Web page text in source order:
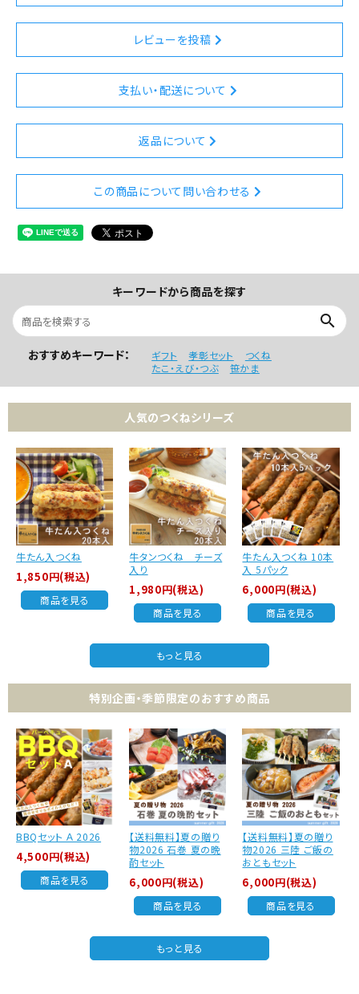
レビューを投稿
支払い・配送について
返品について
この商品について問い合わせる
キーワードから商品を探す
search
おすすめキーワード： ギフト 孝彰セット
つくね
たこ・えび・つぶ
笹かま
人気のつくねシリーズ
牛たん入つくね
1,850円(税込)
商品を見る
牛タンつくね チーズ
入り
1,980円(税込)
商品を見る
牛たん入つくね 10本
入 5パック
6,000円(税込)
商品を見る
もっと見る
特別企画・季節限定のおすすめ商品
BBQセット Ａ 2026
4,500円(税込)
商品を見る
【送料無料】夏の贈り
物2026 石巻 夏の晩
酌セット
6,000円(税込)
商品を見る
【送料無料】夏の贈り
物2026 三陸 ご飯の
おともセット
6,000円(税込)
商品を見る
もっと見る